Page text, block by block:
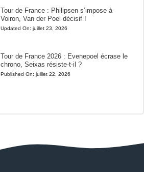
Tour de France : Philipsen s’impose à
Voiron, Van der Poel décisif !
Updated On: juillet 23, 2026
Tour de France 2026 : Evenepoel écrase le
chrono, Seixas résiste-t-il ?
Published On: juillet 22, 2026